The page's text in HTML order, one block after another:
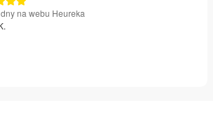
na webu Heureka